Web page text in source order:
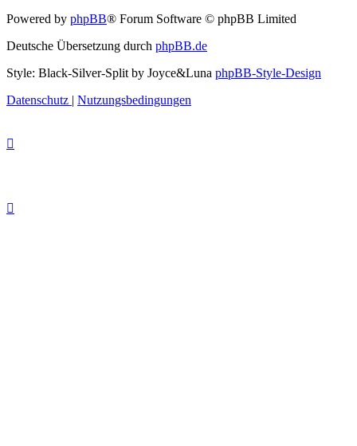
Powered by phpBB® Forum Software © phpBB Limited
Deutsche Übersetzung durch phpBB.de
Style: Black-Silver-Split by Joyce&Luna phpBB-Style-Design
Datenschutz | Nutzungsbedingungen